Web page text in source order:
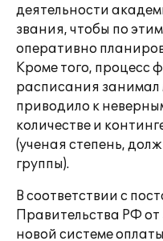
деятельности
звания, чтобы по
оперативно
Кроме того, процесс
расписания занимал
приводило к
количестве и
(ученая степень,
группы).
В соответствии с
Правительства РФ от
новой системе